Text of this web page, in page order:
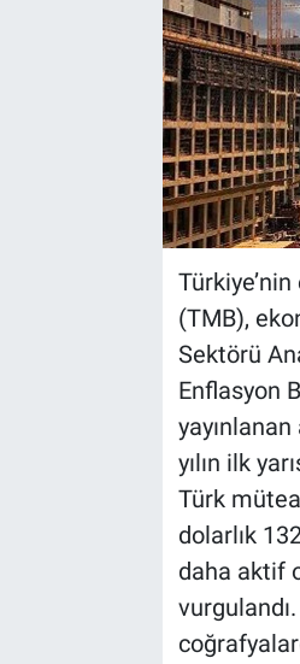
(TMB),
Sektörü
Enflasyon
yılın ilk
Türk
dolarlık
daha aktif